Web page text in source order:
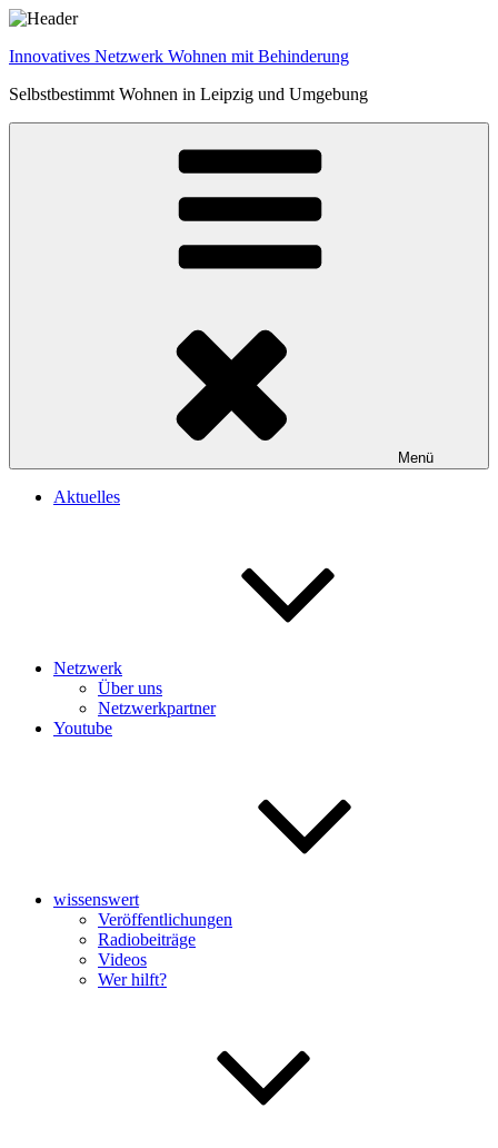
Zum
springen
Innovatives Netzwerk Wohnen mit Behinderung
Selbstbestimmt Wohnen in Leipzig und Umgebung
Menü
Aktuelles
Netzwerk
Über uns
Netzwerkpartner
Youtube
wissenswert
Veröffentlichungen
Radiobeiträge
Videos
Wer hilft?